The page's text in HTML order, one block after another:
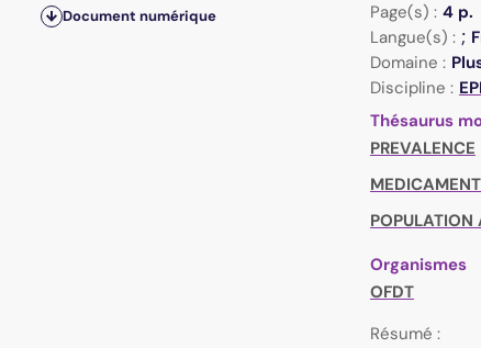
Document numérique
Page(s) : 4 p.
Langue(s) : ;
Domaine :
Discipline :
Thésaurus
PREVALENCE
POPULATION
Organismes
OFDT
Résumé :